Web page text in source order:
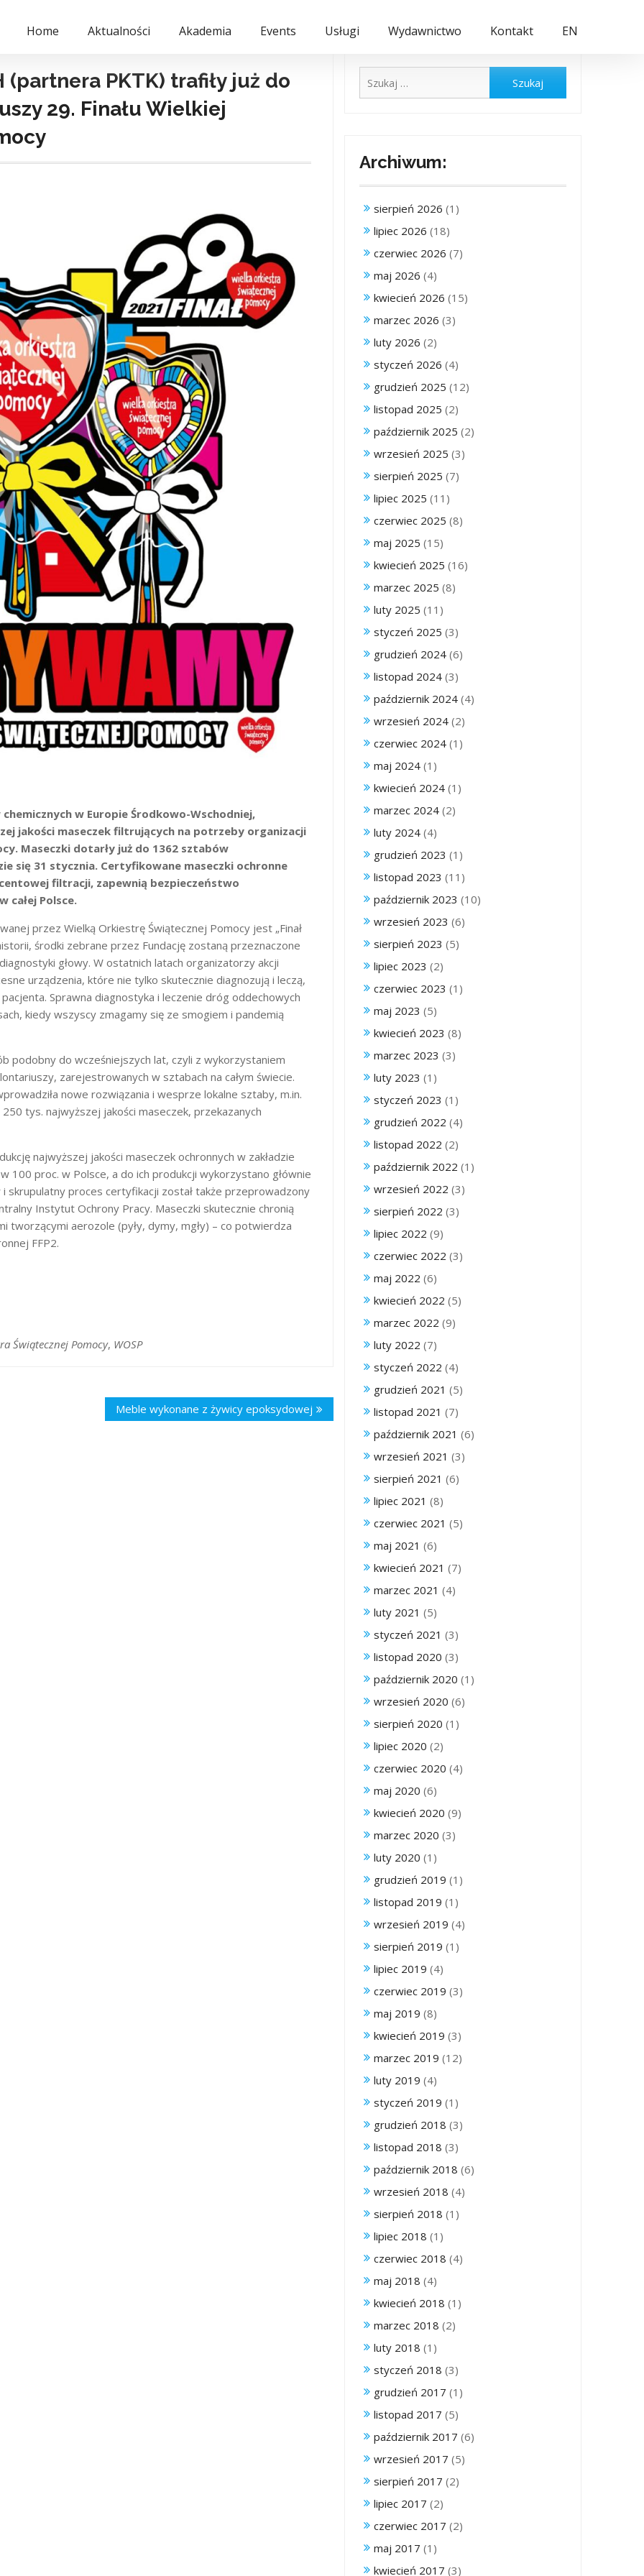
Home Aktualności Akademia Events Usługi Wydawnictwo Kontakt EN
(partnera PKTK) trafiły już do
29. Finału Wielkiej
w Europie Środkowo-Wschodniej,
jakości maseczek filtrujących na potrzeby organizacji
Maseczki dotarły już do 1362 sztabów
się 31 stycznia. Certyfikowane maseczki ochronne
filtracji, zapewnią bezpieczeństwo
całej Polsce.
przez Wielką Orkiestrę Świątecznej Pomocy jest „Finał
środki zebrane przez Fundację zostaną przeznaczone
głowy. W ostatnich latach organizatorzy akcji
urządzenia, które nie tylko skutecznie diagnozują i leczą,
Sprawna diagnostyka i leczenie dróg oddechowych
kiedy wszyscy zmagamy się ze smogiem i pandemią
podobny do wcześniejszych lat, czyli z wykorzystaniem
zarejestrowanych w sztabach na całym świecie.
nowe rozwiązania i wesprze lokalne sztaby, m.in.
tys. najwyższej jakości maseczek, przekazanych
najwyższej jakości maseczek ochronnych w zakładzie
100 proc. w Polsce, a do ich produkcji wykorzystano głównie
skrupulatny proces certyfikacji został także przeprowadzony
Instytut Ochrony Pracy. Maseczki skutecznie chronią
tworzącymi aerozole (pyły, dymy, mgły) – co potwierdza
FFP2.
Świątecznej Pomocy, WOSP
Meble wykonane z żywicy epoksydowej
Archiwum:
sierpień 2026 (1)
lipiec 2026 (18)
czerwiec 2026 (7)
maj 2026 (4)
kwiecień 2026 (15)
marzec 2026 (3)
luty 2026 (2)
styczeń 2026 (4)
grudzień 2025 (12)
listopad 2025 (2)
październik 2025 (2)
wrzesień 2025 (3)
sierpień 2025 (7)
lipiec 2025 (11)
czerwiec 2025 (8)
maj 2025 (15)
kwiecień 2025 (16)
marzec 2025 (8)
luty 2025 (11)
styczeń 2025 (3)
grudzień 2024 (6)
listopad 2024 (3)
październik 2024 (4)
wrzesień 2024 (2)
czerwiec 2024 (1)
maj 2024 (1)
kwiecień 2024 (1)
marzec 2024 (2)
luty 2024 (4)
grudzień 2023 (1)
listopad 2023 (11)
październik 2023 (10)
wrzesień 2023 (6)
sierpień 2023 (5)
lipiec 2023 (2)
czerwiec 2023 (1)
maj 2023 (5)
kwiecień 2023 (8)
marzec 2023 (3)
luty 2023 (1)
styczeń 2023 (1)
grudzień 2022 (4)
listopad 2022 (2)
październik 2022 (1)
wrzesień 2022 (3)
sierpień 2022 (3)
lipiec 2022 (9)
czerwiec 2022 (3)
maj 2022 (6)
kwiecień 2022 (5)
marzec 2022 (9)
luty 2022 (7)
styczeń 2022 (4)
grudzień 2021 (5)
listopad 2021 (7)
październik 2021 (6)
wrzesień 2021 (3)
sierpień 2021 (6)
lipiec 2021 (8)
czerwiec 2021 (5)
maj 2021 (6)
kwiecień 2021 (7)
marzec 2021 (4)
luty 2021 (5)
styczeń 2021 (3)
listopad 2020 (3)
październik 2020 (1)
wrzesień 2020 (6)
sierpień 2020 (1)
lipiec 2020 (2)
czerwiec 2020 (4)
maj 2020 (6)
kwiecień 2020 (9)
marzec 2020 (3)
luty 2020 (1)
grudzień 2019 (1)
listopad 2019 (1)
wrzesień 2019 (4)
sierpień 2019 (1)
lipiec 2019 (4)
czerwiec 2019 (3)
maj 2019 (8)
kwiecień 2019 (3)
marzec 2019 (12)
luty 2019 (4)
styczeń 2019 (1)
grudzień 2018 (3)
listopad 2018 (3)
październik 2018 (6)
wrzesień 2018 (4)
sierpień 2018 (1)
lipiec 2018 (1)
czerwiec 2018 (4)
maj 2018 (4)
kwiecień 2018 (1)
marzec 2018 (2)
luty 2018 (1)
styczeń 2018 (3)
grudzień 2017 (1)
listopad 2017 (5)
październik 2017 (6)
wrzesień 2017 (5)
sierpień 2017 (2)
lipiec 2017 (2)
czerwiec 2017 (2)
maj 2017 (1)
kwiecień 2017 (3)